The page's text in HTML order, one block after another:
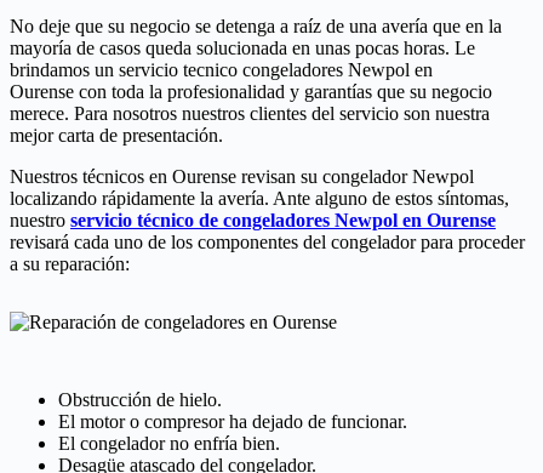
No deje que su negocio se detenga a raíz de una avería que en la
mayoría de casos queda solucionada en unas pocas horas. Le
brindamos un servicio tecnico congeladores Newpol en
Ourense con toda la profesionalidad y garantías que su negocio
merece. Para nosotros nuestros clientes del servicio son nuestra
mejor carta de presentación.
Nuestros técnicos en Ourense revisan su congelador Newpol
localizando rápidamente la avería. Ante alguno de estos síntomas,
nuestro servicio técnico de congeladores Newpol en Ourense
revisará cada uno de los componentes del congelador para proceder
a su reparación:
Obstrucción de hielo.
El motor o compresor ha dejado de funcionar.
El congelador no enfría bien.
Desagüe atascado del congelador.